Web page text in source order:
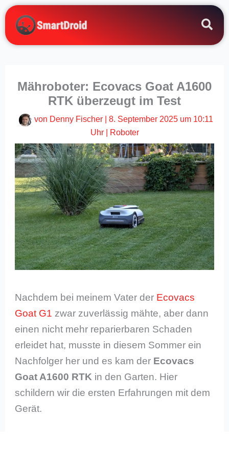
Zum
Inhalt
springen
Mähroboter: Ecovacs Goat A1600
RTK überzeugt im Test
von Denny Fischer
8. September 2025 um 10:11
Uhr| Roboter
Nachdem bei meinem Vater der Ecovacs
Goat G1 zwar zuverlässig mähte, aber dann
einen nicht mehr reparierbaren Schaden
erleidet hat, musste in diesem Sommer ein
Nachfolger her und es kam der Ecovacs
Goat A1600 RTK in den Garten. Hier
schildern wir die ersten Erfahrungen mit dem
Gerät.